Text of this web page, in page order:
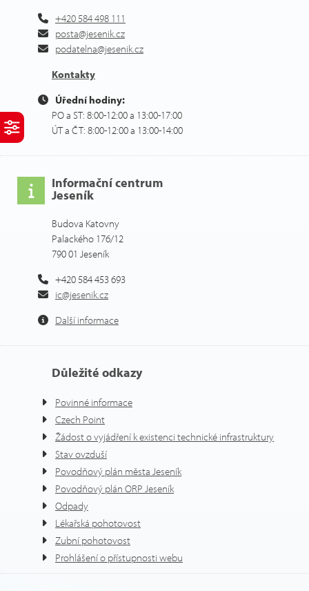
+420 584 498 111
posta@jesenik.cz
podatelna@jesenik.cz
Kontakty
Úřední hodiny:
PO a ST: 8:00-12:00 a 13:00-17:00
ÚT a ČT: 8:00-12:00 a 13:00-14:00
Informační centrum
Jeseník
Budova Katovny
Palackého 176/12
790 01 Jeseník
+420 584 453 693
ic@jesenik.cz
Další informace
Důležité odkazy
Povinné informace
Czech Point
Žádost o vyjádření k existenci technické infrastruktury
Stav ovzduší
Povodňový plán města Jeseník
Povodňový plán ORP Jeseník
Odpady
Lékařská pohotovost
Zubní pohotovost
Prohlášení o přístupnosti webu